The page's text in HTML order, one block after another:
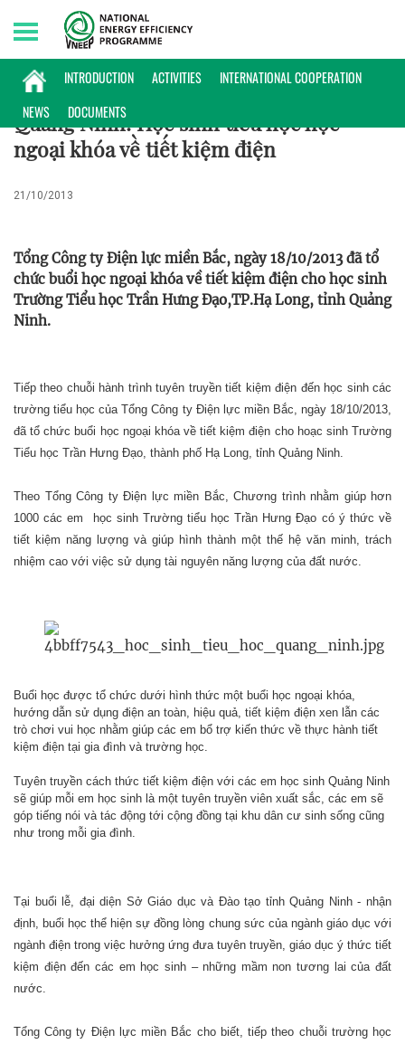
INTRODUCTION ACTIVITIES
INTERNATIONAL COOPERATION
NEWS
DOCUMENTS
Saturday, 08/08/2026 | 22:11 GMT+7
HOẠT ĐỘNG
Quảng Ninh: Học sinh tiểu học học
ngoại khóa về tiết kiệm điện
21/10/2013
Tổng Công ty Điện lực miền Bắc, ngày 18/10/2013 đã tổ
chức buổi học ngoại khóa về tiết kiệm điện cho học sinh
Trường Tiểu học Trần Hưng Đạo,TP.Hạ Long, tỉnh Quảng
Ninh.
Tiếp theo chuỗi hành trình tuyên truyền tiết kiệm điện đến học sinh các
trường tiểu học của Tổng Công ty Điện lực miền Bắc, ngày 18/10/2013,
đã tổ chức buổi học ngoại khóa về tiết kiệm điện cho hoạc sinh Trường
Tiểu học Trần Hưng Đạo, thành phố Hạ Long, tỉnh Quảng Ninh.
Theo Tổng Công ty Điện lực miền Bắc, Chương trình nhằm giúp hơn
1000 các em học sinh Trường tiểu học Trần Hưng Đạo có ý thức về
tiết kiệm năng lượng và giúp hình thành một thế hệ văn minh, trách
nhiệm cao với việc sử dụng tài nguyên năng lượng của đất nước.
Buổi học được tổ chức dưới hình thức một buổi học ngoại khóa,
hướng dẫn sử dụng điện an toàn, hiệu quả, tiết kiệm điện xen lẫn các
trò chơi vui học nhằm giúp các em bổ trợ kiến thức về thực hành tiết
kiệm điện tại gia đình và trường học.
Tuyên truyền cách thức tiết kiệm điện với các em học sinh Quảng Ninh
sẽ giúp mỗi em học sinh là một tuyên truyền viên xuất sắc, các em sẽ
góp tiếng nói và tác động tới cộng đồng tại khu dân cư sinh sống cũng
như trong mỗi gia đình.
Tại buổi lễ, đại diện Sở Giáo dục và Đào tạo tỉnh Quảng Ninh - nhận
định, buổi học thể hiện sự đồng lòng chung sức của ngành giáo dục với
ngành điện trong việc hưởng ứng đưa tuyên truyền, giáo dục ý thức tiết
kiệm điện đến các em học sinh – những mầm non tương lai của đất
nước.
Tổng Công ty Điện lực miền Bắc cho biết, tiếp theo chuỗi trường học